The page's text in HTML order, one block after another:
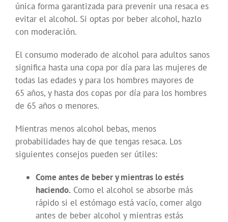
única forma garantizada para prevenir una resaca es
evitar el alcohol. Si optas por beber alcohol, hazlo
con moderación.
El consumo moderado de alcohol para adultos sanos
significa hasta una copa por día para las mujeres de
todas las edades y para los hombres mayores de
65 años, y hasta dos copas por día para los hombres
de 65 años o menores.
Mientras menos alcohol bebas, menos
probabilidades hay de que tengas resaca. Los
siguientes consejos pueden ser útiles:
Come antes de beber y mientras lo estés
haciendo. Como el alcohol se absorbe más
rápido si el estómago está vacío, comer algo
antes de beber alcohol y mientras estás